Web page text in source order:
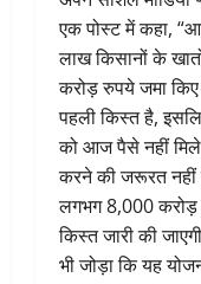
एक पोस्ट में कहा,
लाख किसानों के
करोड़ रुपये जमा
पहली किस्त है,
को आज पैसे नहीं
करने की जरूरत नहीं
लगभग 8,000
किस्त जारी की
भी जोड़ा कि यह